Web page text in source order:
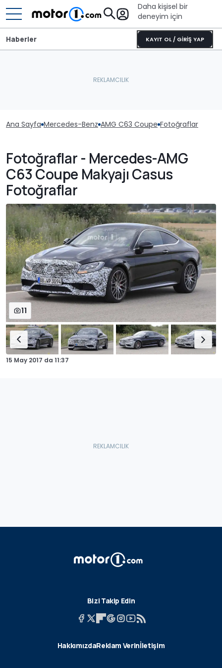
Daha kişisel bir
deneyim için
KAYIT OL / GİRİŞ YAP
Haberler
Ana Sayfa Mercedes-Benz AMG C63 Coupe Fotoğraflar
Fotoğraflar - Mercedes-AMG
C63 Coupe Makyajı Casus
Fotoğraflar
11
15 May 2017 da 11:37
Bizi Takip Edin
HakkımızdaReklam Verinİletişim